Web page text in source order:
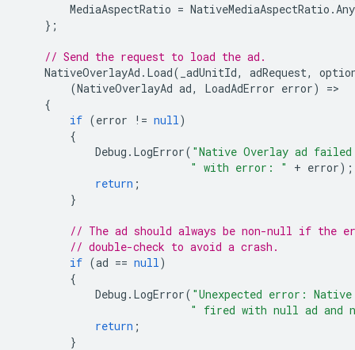
MediaAspectRatio = NativeMediaAspectRatio .Any
};
// Send the request to load the ad.
NativeOverlayAd . Load( _adUnitId, adRequest,
(NativeOverlayAd ad, LoadAdError error) =
{
if (error != null)
{
Debug . LogError( "Native Overlay ad
" with error: "
+ error);
return ;
}
// The ad should always be non-null if the
// double-check to avoid a crash.
if (ad == null)
{
Debug . LogError( "Unexpected error:
" fired with null ad and
return ;
}